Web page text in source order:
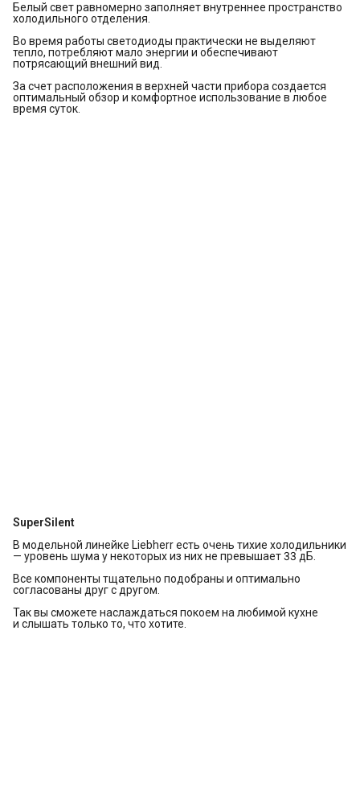
Белый свет равномерно заполняет внутреннее пространство
холодильного отделения.
Во время работы светодиоды практически не выделяют
тепло, потребляют мало энергии и обеспечивают
потрясающий внешний вид.
За счет расположения в верхней части прибора создается
оптимальный обзор и комфортное использование в любое
время суток.
SuperSilent
В модельной линейке Liebherr есть очень тихие холодильники
— уровень шума у некоторых из них не превышает 33 дБ.
Все компоненты тщательно подобраны и оптимально
согласованы друг с другом.
Так вы сможете наслаждаться покоем на любимой кухне
и слышать только то, что хотите.